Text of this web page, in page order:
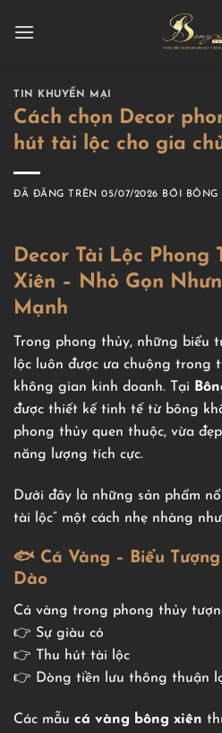
đến
TIN KHUYẾN MẠI
Cách chọn Decor
hút tài lộc cho gia
ĐÃ ĐĂNG TRÊN05/07/2026 BỞI BÔNG
Decor Tài Lộc Phong
Xiên – Nhỏ Gọn
Mạnh
Trong phong thủy, những biểu
lộc luôn được ưa chuộng trong
không gian kinh doanh. Tại
được thiết kế tinh tế từ bông
phong thủy quen thuộc, vừa
năng lượng tích cực.
Dưới đây là những sản phẩm
tài lộc” một cách nhẹ nhàng
🐟 Cá Vàng – Biểu
Dào
Cá vàng trong phong thủy
👉 Sự giàu có
👉 Thu hút tài lộc
👉 Dòng tiền lưu thông thuận
Các mẫu cá vàng bông xiên